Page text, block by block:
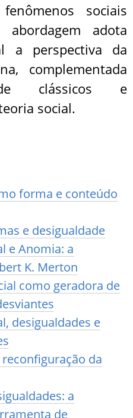
sociais
abordagem adota
a perspectiva da
complementada
clássicos e
social.
forma e conteúdo
e desigualdade
e Anomia: a
K. Merton
como geradora de
desigualdades e
da
a
de